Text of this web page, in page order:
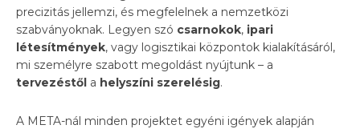
precizitás jellemzi, és megfelelnek a nemzetközi
szabványoknak. Legyen szó csarnokok, ipari
létesítmények, vagy logisztikai központok kialakításáról,
mi személyre szabott megoldást nyújtunk – a
tervezéstől a helyszíni szerelésig.
A META-nál minden projektet egyéni igények alapján